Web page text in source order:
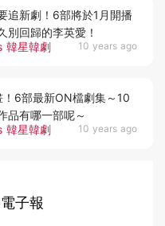
韓星韓劇 10 years ago
追新劇！6部將於1月開播
別回歸的李英愛！
韓星韓劇 10 years ago
！6部最新ON檔劇集～10
品有哪一部呢～
子報